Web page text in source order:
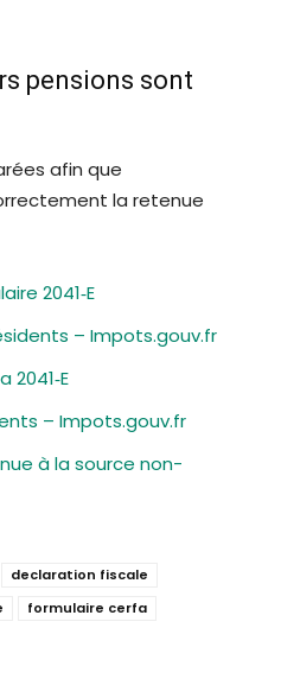
pensions sont
afin que
la retenue
2041‑E
– Impots.gouv.fr
– Impots.gouv.fr
à la source non-
declaration fiscale
formulaire cerfa